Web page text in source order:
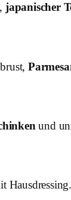
, japanischer
und